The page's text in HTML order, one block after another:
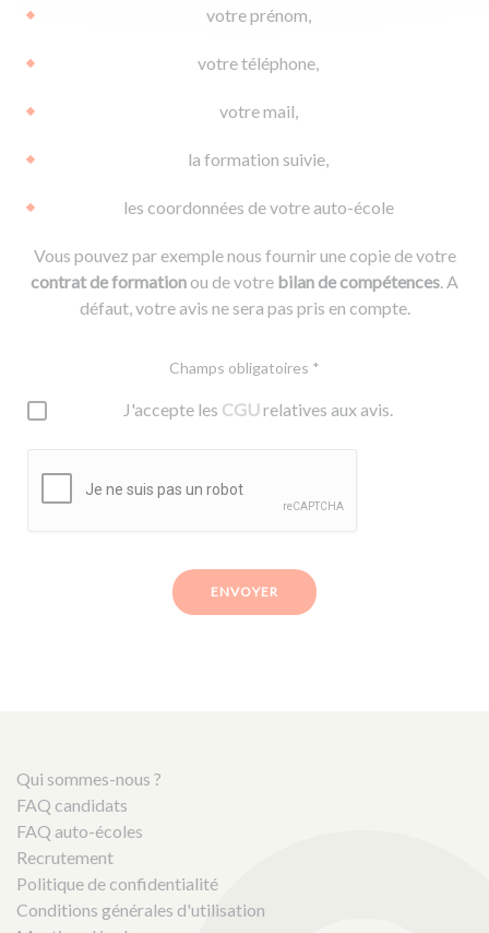
votre prénom,
votre téléphone,
votre mail,
la formation suivie,
les coordonnées de votre auto-école
Vous pouvez par exemple nous fournir une copie de votre
contrat de formationou de votre bilan de compétences. A
défaut, votre avis ne sera pas pris en compte.
Champs obligatoires *
J'accepte les CGUrelatives aux avis.
ENVOYER
Qui sommes-nous ?
FAQ candidats
FAQ auto-écoles
Recrutement
Politique de confidentialité
Conditions générales d'utilisation